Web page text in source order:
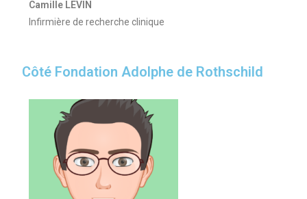
Camille LEVIN
Infirmière de recherche clinique
Côté Fondation Adolphe de Rothschild